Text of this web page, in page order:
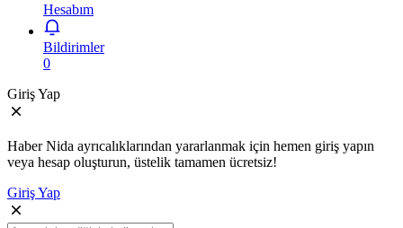
Hesabım
Bildirimler
0
Giriş Yap
Haber Nida ayrıcalıklarından yararlanmak için hemen giriş yapın
veya hesap oluşturun, üstelik tamamen ücretsiz!
Giriş Yap